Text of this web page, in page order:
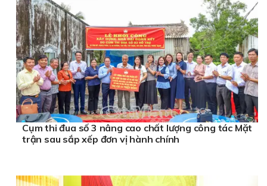
Cụm thi đua số 3 nâng cao chất lượng công tác Mặt
trận sau sắp xếp đơn vị hành chính